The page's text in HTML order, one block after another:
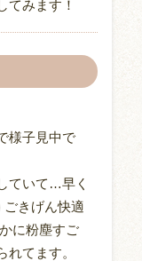
てみます！
様子見中で
ていて…早く
ごきげん快適
に粉塵すご
てます。